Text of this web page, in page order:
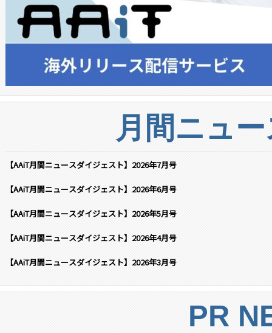
月間ニュ
【AAiT月間ニュースダイジェスト】2026年7月号
【AAiT月間ニュースダイジェスト】2026年6月号
【AAiT月間ニュースダイジェスト】2026年5月号
【AAiT月間ニュースダイジェスト】2026年4月号
【AAiT月間ニュースダイジェスト】2026年3月号
PR